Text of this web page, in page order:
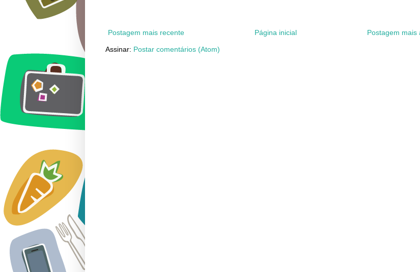
Postagem mais recente Postagem mais
Página inicial
Assinar: Postar comentários (Atom)